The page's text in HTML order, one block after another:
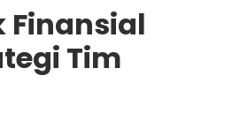
Finansial
Tim